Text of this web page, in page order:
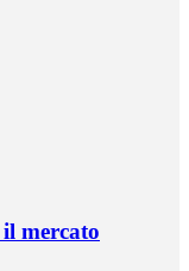
mercato